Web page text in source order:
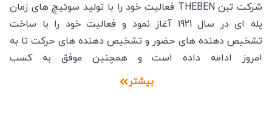
شرکت تبن THEBEN فعالیت خود را با تولید سوئیچ های زمان
پله ای در سال 1921 آغاز نمود و فعالیت خود را با ساخت
تشخیص دهنده های حضور و تشخیص دهنده های حرکت تا به
امروز ادامه داده است و همچنین موفق به کسب
بیشتر